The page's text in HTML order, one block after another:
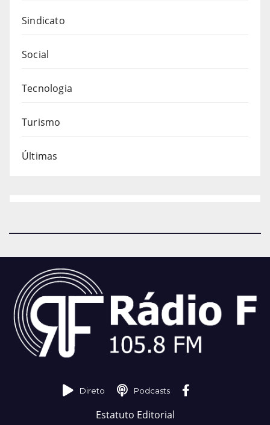
Sindicato
Social
Tecnologia
Turismo
Últimas
Direto Podcasts
Estatuto Editorial